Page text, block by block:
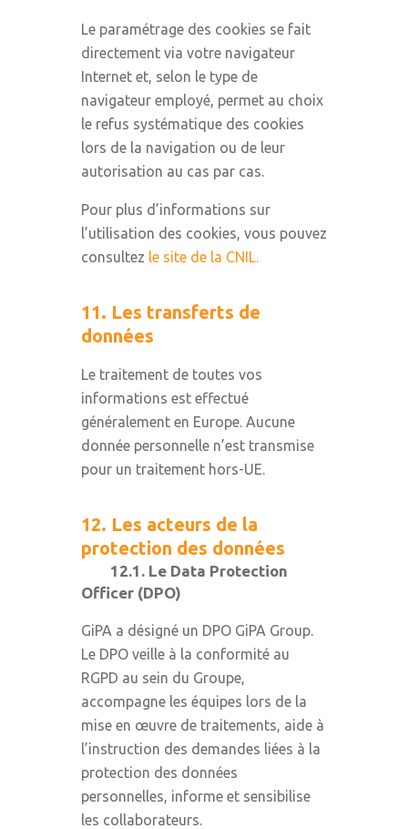
Le paramétrage des cookies se fait
directement via votre navigateur
Internet et, selon le type de
navigateur employé, permet au choix
le refus systématique des cookies
lors de la navigation ou de leur
autorisation au cas par cas.
Pour plus d’informations sur
l’utilisation des cookies, vous pouvez
consultez le site de la CNIL.
11. Les transferts de
données
Le traitement de toutes vos
informations est effectué
généralement en Europe. Aucune
donnée personnelle n’est transmise
pour un traitement hors-UE.
12. Les acteurs de la
protection des données
12.1. Le Data Protection
Officer (DPO)
GiPA a désigné un DPO GiPA Group.
Le DPO veille à la conformité au
RGPD au sein du Groupe,
accompagne les équipes lors de la
mise en œuvre de traitements, aide à
l’instruction des demandes liées à la
protection des données
personnelles, informe et sensibilise
les collaborateurs.